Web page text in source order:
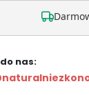
nas: